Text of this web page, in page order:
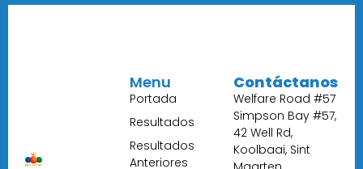
Menu
Portada
Resultados
Resultados
Anteriores
Contáctanos
Welfare Road #57
Simpson Bay #57,
42 Well Rd,
Koolbaai, Sint